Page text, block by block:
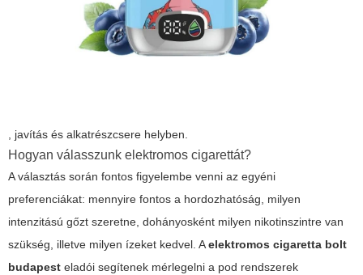
, javítás és alkatrészcsere helyben.
Hogyan válasszunk elektromos cigarettát?
A választás során fontos figyelembe venni az egyéni
preferenciákat: mennyire fontos a hordozhatóság, milyen
intenzitású gőzt szeretne, dohányosként milyen nikotinszintre van
szükség, illetve milyen ízeket kedvel. Aelektromos cigaretta bolt
budapest eladói segítenek mérlegelni a pod rendszerek